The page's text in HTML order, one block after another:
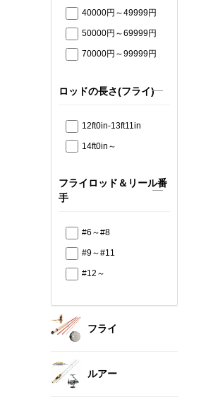
40000円～49999円
50000円～69999円
70000円～99999円
ロッドの長さ(フライ)
12ft0in-13ft11in
14ft0in～
フライロッド＆リール番
手
#6～#8
#9～#11
#12～
フライ
ルアー